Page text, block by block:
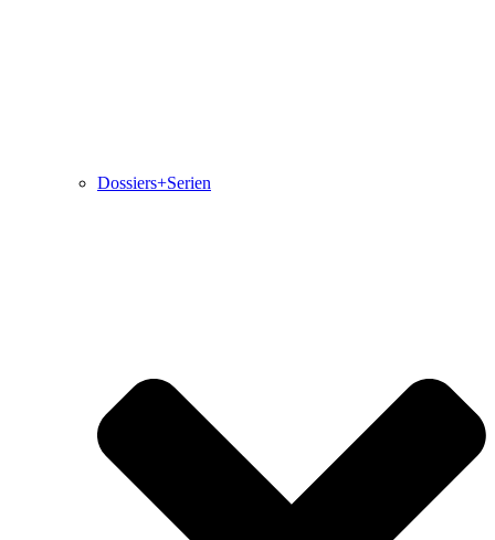
Dossiers+Serien